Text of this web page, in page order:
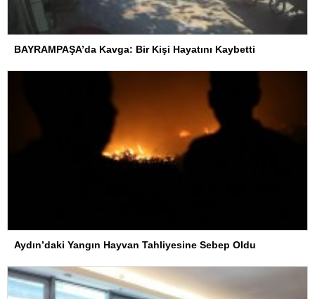
BAYRAMPAŞA’da Kavga: Bir Kişi Hayatını Kaybetti
Aydın’daki Yangın Hayvan Tahliyesine Sebep Oldu